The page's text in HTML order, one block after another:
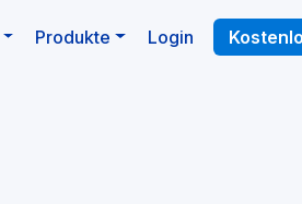
Produkte Login